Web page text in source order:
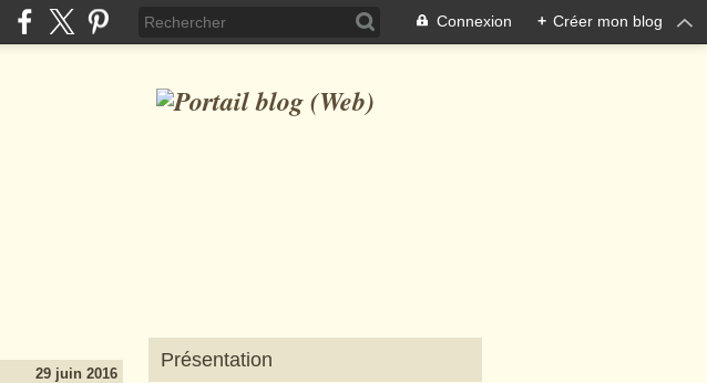
Connexion + Créer mon blog
29 juin 2016
Présentation